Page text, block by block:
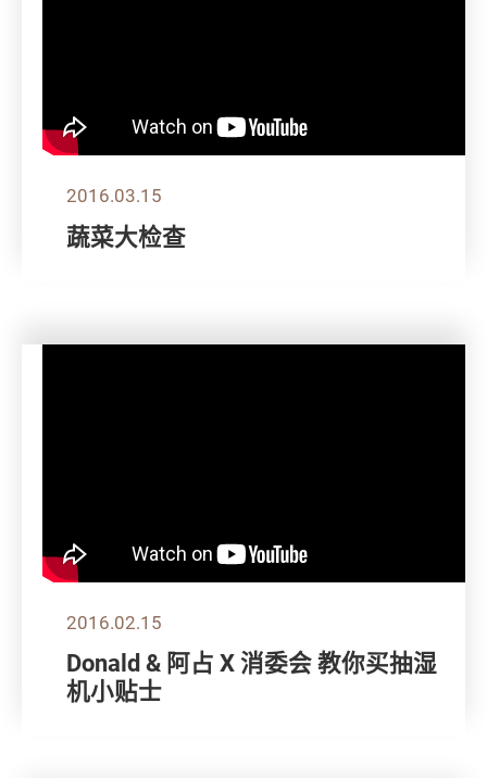
2016.03.15
蔬菜大检查
2016.02.15
Donald & 阿占 X 消委会 教你买抽湿
机小贴士